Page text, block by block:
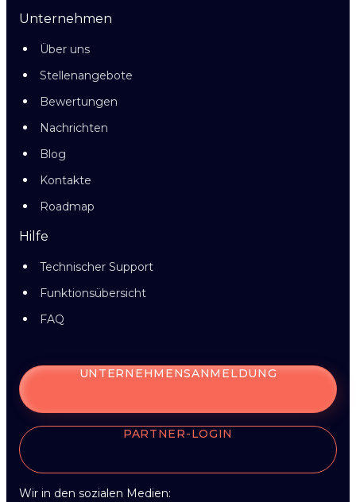
Unternehmen
Über uns
Stellenangebote
Bewertungen
Nachrichten
Blog
Kontakte
Roadmap
Hilfe
Technischer Support
Funktionsübersicht
FAQ
UNTERNEHMENSANMELDUNG
PARTNER-LOGIN
Wir in den sozialen Medien: